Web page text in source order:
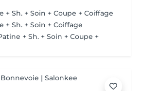
+ Sh. + Soin + Coupe + Coiffage
+ Sh. + Soin + Coiffage
+ Sh. + Soin + Coupe +